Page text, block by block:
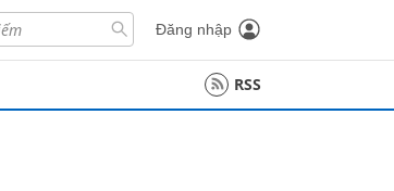
Đăng nhập
RSS